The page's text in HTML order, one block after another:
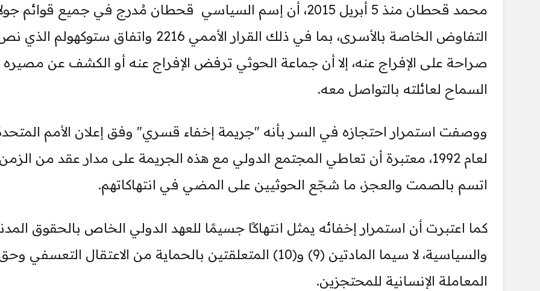
محمد قحطان منذ 5 أبريل 2015، أن إسم السياسي قحطان مُدرج في جميع قوائم
التفاوض الخاصة بالأسرى، بما في ذلك القرار الأممي 2216 واتفاق ستوكهولم
صراحة على الإفراج عنه، إلا أن جماعة الحوثي ترفض الإفراج عنه أو الكشف عن مصيره
السماح لعائلته بالتواصل معه.
ووصفت استمرار احتجازه في السر بأنه "جريمة إخفاء قسري" وفق إعلان الأمم
لعام 1992، معتبرة أن تعاطي المجتمع الدولي مع هذه الجريمة على مدار عقد من
اتسم بالصمت والعجز، ما شجّع الحوثيين على المضي في انتهاكاتهم.
كما اعتبرت أن استمرار إخفائه يمثل انتهاكًا جسيمًا للعهد الدولي الخاص بالحقوق
والسياسية، لا سيما المادتين (9) و(10) المتعلقتين بالحماية من الاعتقال التعسفي
المعاملة الإنسانية للمحتجزين.